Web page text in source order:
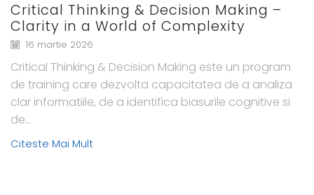
Critical Thinking & Decision Making –
Clarity in a World of Complexity
16 martie 2026
Critical Thinking & Decision Making este un program
de training care dezvolta capacitatea de a analiza
clar informatiile, de a identifica biasurile cognitive si
de...
Citeste Mai Mult